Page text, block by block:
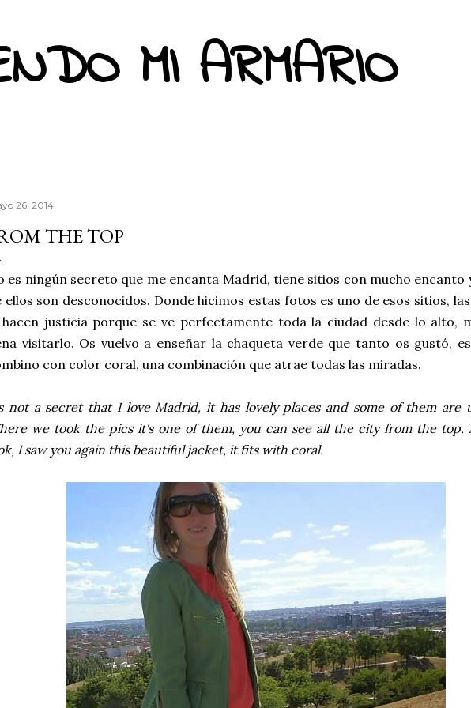
MI ARMARIO
26, 2014
THE TOP
es ningún secreto que me encanta Madrid, tiene sitios con mucho encanto
ellos son desconocidos. Donde hicimos estas fotos es uno de esos sitios,
justicia porque se ve perfectamente toda la ciudad desde lo alto,
visitarlo. Os vuelvo a enseñar la chaqueta verde que tanto os gustó,
con color coral, una combinación que atrae todas las miradas.
not a secret that I love Madrid, it has lovely places and some of them are
we took the pics it's one of them, you can see all the city from the top.
I saw you again this beautiful jacket, it fits with coral.